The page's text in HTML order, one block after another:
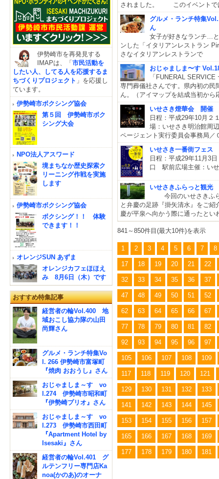
されました。 このイベントで
グルメ・ランチ特集
ん
女子が好きなランチ…
ンした「イタリアンレストラン
さなイタリアンレストランで
おじゃましま〜す
「FUNERAL
専門葬儀社さんです。県内初の民
ん。（アイマップを結成当初から
いせさき燈華会 開催
日程：平成29年10月２
場：いせさき明治館周
ページェント実行委員会事務局／
いせさき一番街フェス
日程：平成29年11月3
口 駅前広場主催：い
いせさきふらっと観光
今回のいせさきふら
と弁慶の足跡『掛矢清水』をご
慶が平泉へ向かう際に通ったとい
841～850件目(最大10件)を表示
1 2 3 4 5 6 7 8
17 18 19 20 21 22
32 33 34 35 36 37
47 48 49 50 51 52
62 63 64 65 66 67
77 78 79 80 81 82
92 93 94 95 96 97
105 106 107 108 109
117 118 119 120 121
129 130 131 132 133
141 142 143 144 145
153 154 155 156 157
165 166 167 168 169
177 178 179 180 181
伊勢崎市を再発見する
IMAPは、「市民活動を
したい人、してる人を応援するま
ちづくりプロジェクト 」を応援し
ています。
伊勢崎市ボクシング協会
第５回 伊勢崎市ボク
シング大会
NPO法人アスワード
境まちなか歴史探索ク
リーニング作戦を実施
します
伊勢崎市ボクシング協会
ボクシング！！ 体験
できます！！
オレンジSUN あずま
オレンジカフェほほえ
み 8月6日（木）です
おすすめ特集記事
経営者の輪Vol.400 地
域おこし協力隊の山田
尚輝さん
グルメ・ランチ特集Vo
l. 266 伊勢崎市富塚町
『焼肉 おおうし』さん
おじゃましま～す vo
l.274 伊勢崎市昭和町
『伊勢崎プリオ』さん
おじゃましま～す vo
l.273 伊勢崎市西田町
『Apartment Hotel by
Isesaki』さん
経営者の輪Vol.401 グ
ルテンフリー専門店Ka
noa(かのあ)のオーナ